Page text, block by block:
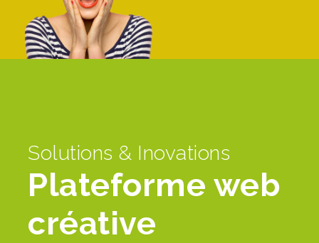
Solutions & Inovations
Plateforme web
créative